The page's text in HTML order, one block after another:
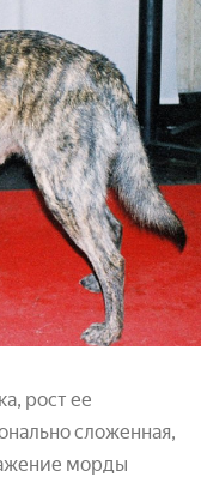
рост ее
сложенная,
морды